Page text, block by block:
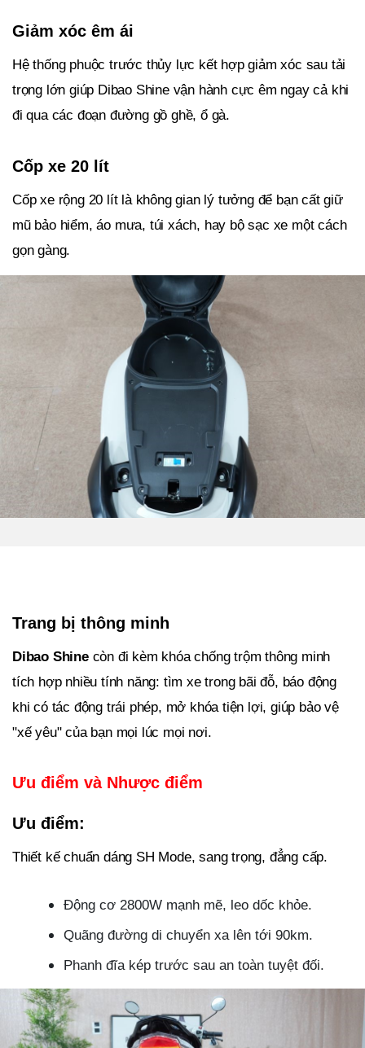
Giảm xóc êm ái
Hệ thống phuộc trước thủy lực kết hợp giảm xóc sau tải
trọng lớn giúp Dibao Shine vận hành cực êm ngay cả khi
đi qua các đoạn đường gồ ghề, ổ gà.
Cốp xe 20 lít
Cốp xe rộng 20 lít là không gian lý tưởng để bạn cất giữ
mũ bảo hiểm, áo mưa, túi xách, hay bộ sạc xe một cách
gọn gàng.
Trang bị thông minh
Dibao Shine còn đi kèm khóa chống trộm thông minh
tích hợp nhiều tính năng: tìm xe trong bãi đỗ, báo động
khi có tác động trái phép, mở khóa tiện lợi, giúp bảo vệ
"xế yêu" của bạn mọi lúc mọi nơi.
Ưu điểm và Nhược điểm
Ưu điểm:
Thiết kế chuẩn dáng SH Mode, sang trọng, đẳng cấp.
Động cơ 2800W mạnh mẽ, leo dốc khỏe.
Quãng đường di chuyển xa lên tới 90km.
Phanh đĩa kép trước sau an toàn tuyệt đối.